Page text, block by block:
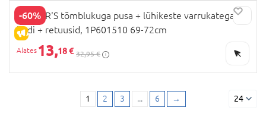
-60%
ALLAHINDLUS
CARTER'S tõmblukuga pusa + lühikeste varrukatega
bodi + retuusid, 1P601510 69-72cm
13,18 € 32,95 €
1 2 3 ... 6 → 24